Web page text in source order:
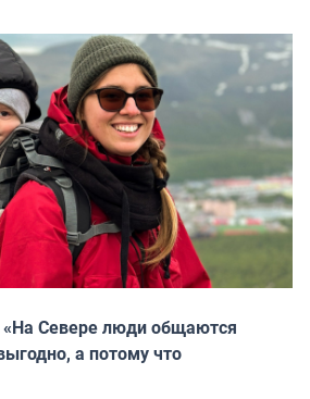
Севере люди общаются
а потому что